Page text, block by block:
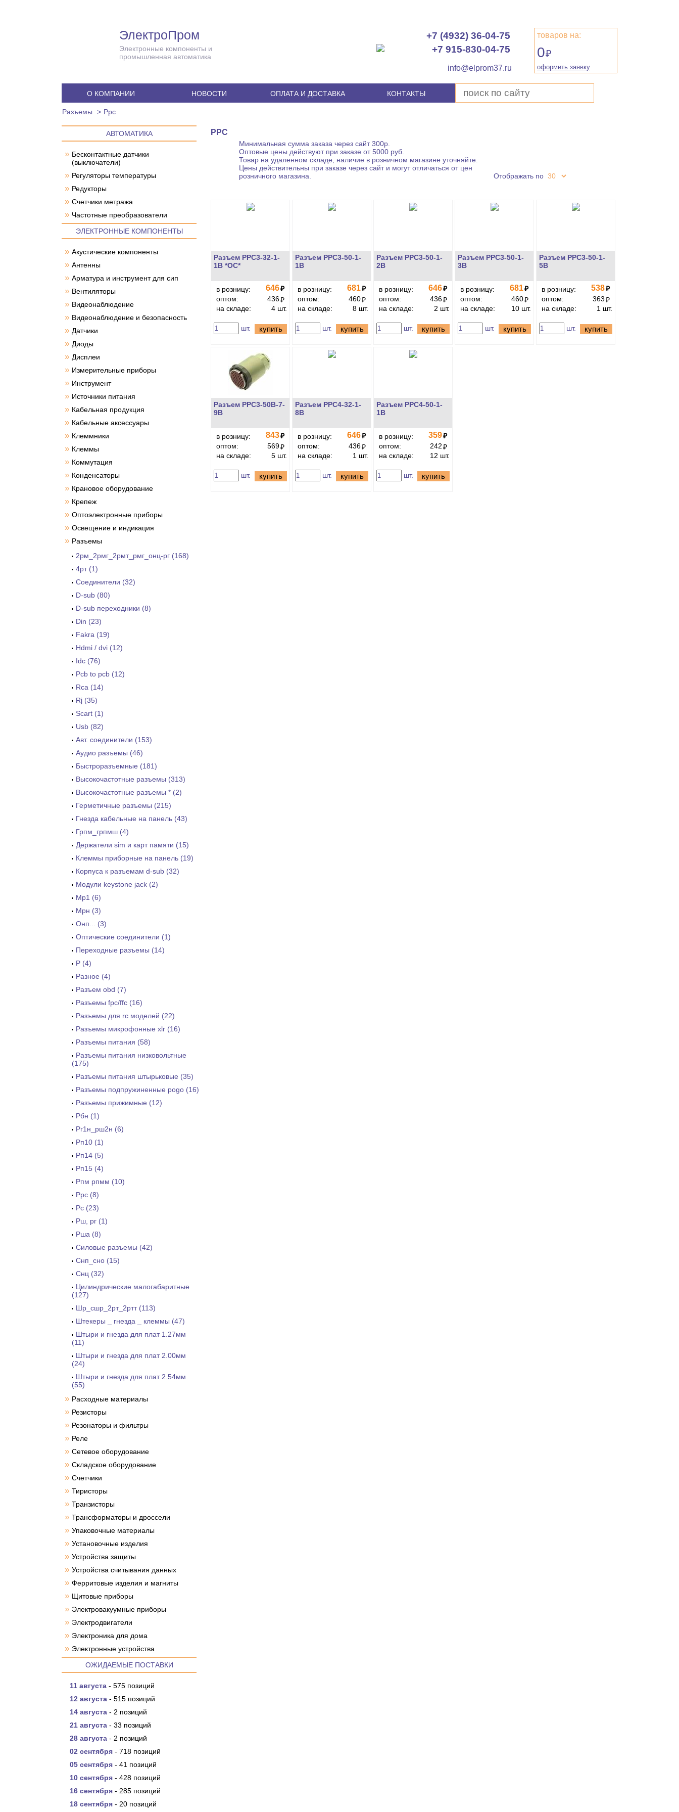
ЭлектроПром
Электронные компоненты и
промышленная автоматика
+7 (4932) 36-04-75
+7 915-830-04-75
info@elprom37.ru
товаров на:
0₽
оформить заявку
О КОМПАНИИ НОВОСТИ ОПЛАТА И ДОСТАВКА КОНТАКТЫ
Разъемы Ррс
АВТОМАТИКА
» Бесконтактные датчики
(выключатели)
» Регуляторы температуры
» Редукторы
» Счетчики метража
» Частотные преобразователи
ЭЛЕКТРОННЫЕ КОМПОНЕНТЫ
» Акустические компоненты
» Антенны
» Арматура и инструмент для сип
» Вентиляторы
» Видеонаблюдение
» Видеонаблюдение и безопасность
» Датчики
» Диоды
» Дисплеи
» Измерительные приборы
» Инструмент
» Источники питания
» Кабельная продукция
» Кабельные аксессуары
» Клеммники
» Клеммы
» Коммутация
» Конденсаторы
» Крановое оборудование
» Крепеж
» Оптоэлектронные приборы
» Освещение и индикация
» Разъемы
2рм_2рмг_2рмт_рмг_онц-рг (168)
4рт (1)
Cоединители (32)
D-sub (80)
D-sub переходники (8)
Din (23)
Fakra (19)
Hdmi / dvi (12)
Idc (76)
Pcb to pcb (12)
Rca (14)
Rj (35)
Scart (1)
Usb (82)
Авт. соединители (153)
Аудио разъемы (46)
Быстроразъемные (181)
Высокочастотные разъемы (313)
Высокочастотные разъемы * (2)
Герметичные разъемы (215)
Гнезда кабельные на панель (43)
Грпм_грпмш (4)
Держатели sim и карт памяти (15)
Клеммы приборные на панель (19)
Корпуса к разъемам d-sub (32)
Модули keystone jack (2)
Мр1 (6)
Мрн (3)
Онп... (3)
Оптические соединители (1)
Переходные разъемы (14)
Р (4)
Разное (4)
Разъем obd (7)
Разъемы fpc/ffc (16)
Разъемы для rc моделей (22)
Разъемы микрофонные xlr (16)
Разъемы питания (58)
Разъемы питания низковольтные
(175)
Разъемы питания штырьковые (35)
Разъемы подпружиненные pogo (16)
Разъемы прижимные (12)
Рбн (1)
Рг1н_рш2н (6)
Рп10 (1)
Рп14 (5)
Рп15 (4)
Рпм рпмм (10)
Ррс (8)
Рс (23)
Рш, рг (1)
Рша (8)
Силовые разъемы (42)
Снп_сно (15)
Снц (32)
Цилиндрические малогабаритные
(127)
Шр_сшр_2рт_2ртт (113)
Штекеры _ гнезда _ клеммы (47)
Штыри и гнезда для плат 1.27мм
(11)
Штыри и гнезда для плат 2.00мм
(24)
Штыри и гнезда для плат 2.54мм
(55)
» Расходные материалы
» Резисторы
» Резонаторы и фильтры
» Реле
» Сетевое оборудование
» Складское оборудование
» Счетчики
» Тиристоры
» Транзисторы
» Трансформаторы и дроссели
» Упаковочные материалы
» Установочные изделия
» Устройства защиты
» Устройства считывания данных
» Ферритовые изделия и магниты
» Щитовые приборы
» Электровакуумные приборы
» Электродвигатели
» Электроника для дома
» Электронные устройства
ОЖИДАЕМЫЕ ПОСТАВКИ
11 августа - 575 позиций
12 августа - 515 позиций
14 августа - 2 позиций
21 августа - 33 позиций
28 августа - 2 позиций
02 сентября - 718 позиций
05 сентября - 41 позиций
10 сентября - 428 позиций
16 сентября - 285 позиций
18 сентября - 20 позиций
РРС
Минимальная сумма заказа через сайт 300р.
Оптовые цены действуют при заказе от 5000 руб.
Товар на удаленном складе, наличие в розничном магазине уточняйте.
Цены действительны при заказе через сайт и могут отличаться от цен
розничного магазина.
Отображать по
Разъем РРС3-32-1-
1В *ОС*
в розницу: 646₽
оптом:
436₽
на складе:
4 шт.
шт. купить
Разъем РРС3-50-1-
1В
в розницу: 681₽
оптом:
460₽
на складе:
8 шт.
шт. купить
Разъем РРС3-50-1-
2В
в розницу: 646₽
оптом:
436₽
на складе:
2 шт.
шт. купить
Разъем РРС3-50-1-
3В
в розницу: 681₽
оптом:
460₽
на складе:
10 шт.
шт. купить
Разъем РРС3-50-1-
5В
в розницу: 538₽
оптом:
363₽
на складе:
1 шт.
шт. купить
Разъем РРС3-50В-7-
9В
в розницу: 843₽
оптом:
569₽
на складе:
5 шт.
шт. купить
Разъем РРС4-32-1-
8В
в розницу: 646₽
оптом:
436₽
на складе:
1 шт.
шт. купить
Разъем РРС4-50-1-
1В
в розницу: 359₽
оптом:
242₽
на складе:
12 шт.
шт. купить